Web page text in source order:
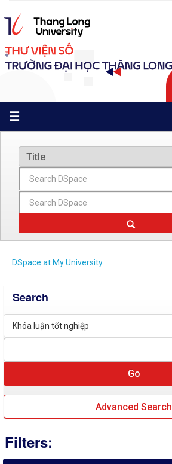
navigation
☰
DSpace at My University
Search
Advanced Search
Filters: